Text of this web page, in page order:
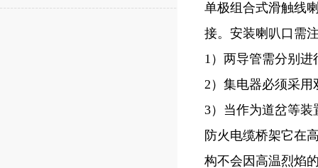
单极组合式滑触线
接。安装喇叭口需
1）两导管需分别进
2）集电器必须采用
3）当作为道岔等
防火电缆桥架它在
构不会因高温烈焰